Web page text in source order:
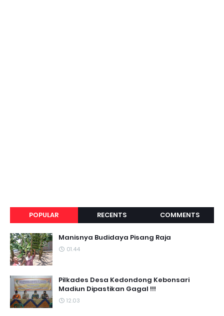
POPULAR RECENTS COMMENTS
Manisnya Budidaya Pisang Raja
01.44
Pilkades Desa Kedondong Kebonsari
Madiun Dipastikan Gagal !!!
12.03